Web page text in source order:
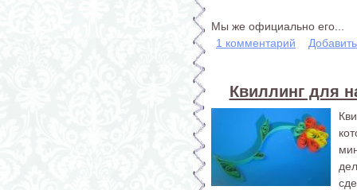
Мы же официально его...
1 комментарий
Квиллинг для